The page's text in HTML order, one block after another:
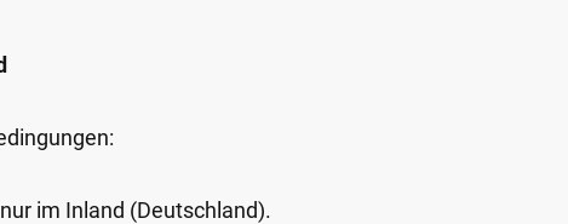
im Inland (Deutschland).